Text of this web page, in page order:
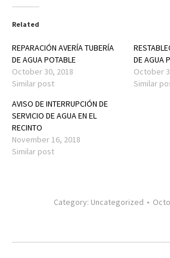
Related
REPARACIÓN AVERÍA TUBERÍA
DE AGUA POTABLE
October 30, 2018
Similar post
DE AGUA
October
Similar
AVISO DE INTERRUPCIÓN DE
SERVICIO DE AGUA EN EL
RECINTO
November 16, 2018
Similar post
Category: Uncategorized